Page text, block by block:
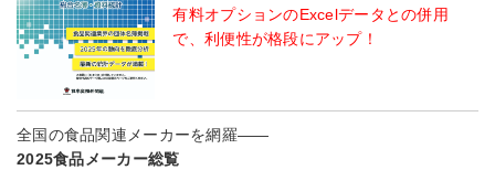
有料オプションのExcelデータとの併用
で、利便性が格段にアップ！
全国の食品関連メーカーを網羅――
2025食品メーカー総覧